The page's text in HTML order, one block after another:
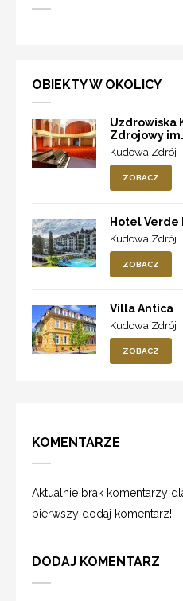
OBIEKTY W OKOLICY
Uzdrowiska
Zdrojowy
Kudowa Zdrój
ZOBACZ
Hotel Verde
Kudowa Zdrój
ZOBACZ
Villa Antica
Kudowa Zdrój
ZOBACZ
KOMENTARZE
Aktualnie brak komentarzy
pierwszy dodaj komentarz!
DODAJ KOMENTARZ